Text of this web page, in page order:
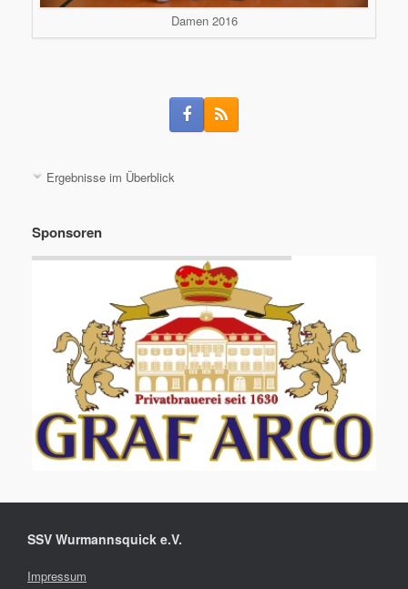
Damen 2016
Ergebnisse im Überblick
Sponsoren
SSV Wurmannsquick e.V.
Impressum